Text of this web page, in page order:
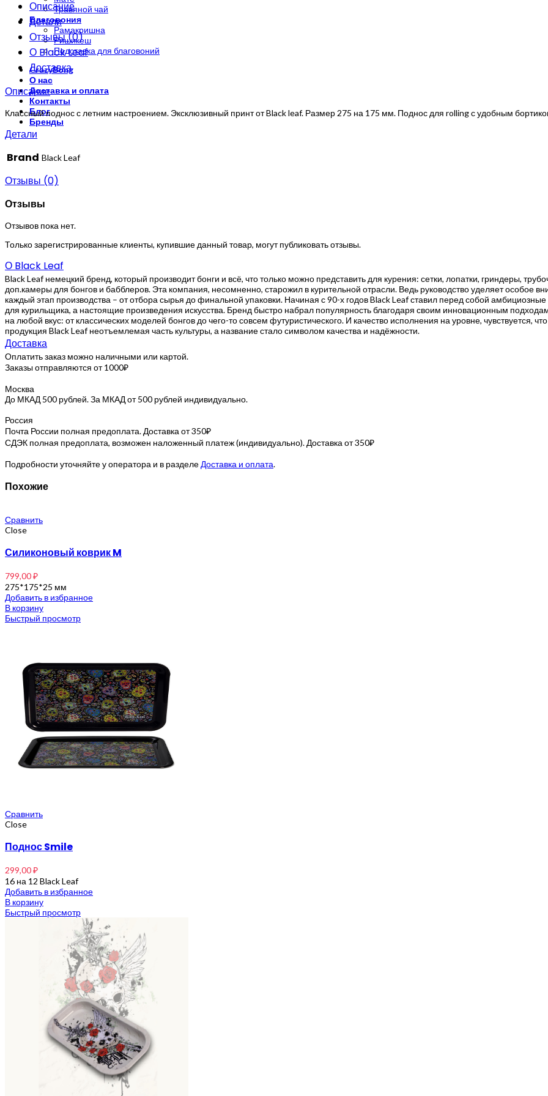
Травяной чай
Благовония
Рамакришна
Ришикеш
Подставка для благовоний
CrazyBong
О нас
Доставка и оплата
Контакты
Блог
Бренды
Описание
Детали
Отзывы (0)
О Black Leaf
Доставка
Описание
Классный поднос с летним настроением. Эксклюзивный принт от Black leaf. Размер 275 на 175 мм. Поднос для rolling с удобным
Детали
Brand Black Leaf
Отзывы (0)
Отзывы
Отзывов пока нет.
Только зарегистрированные клиенты, купившие данный товар, могут публиковать отзывы.
О Black Leaf
Black Leaf немецкий бренд, который производит бонги и всё, что только можно представить для курения: сетки, лопатки, гриндеры,
доп.камеры для бонгов и бабблеров. Эта компания, несомненно, старожил в курительной отрасли. Ведь руководство уделяет особое
каждый этап производства – от отбора сырья до финальной упаковки. Начиная с 90-х годов Black Leaf ставил перед собой
для курильщика, а настоящие произведения искусства. Бренд быстро набрал популярность благодаря своим инновационным
на любой вкус: от классических моделей бонгов до чего-то совсем футуристического. И качество исполнения на уровне, чувствуется,
продукция Black Leaf неотъемлемая часть культуры, а название стало символом качества и надёжности.
Доставка
Оплатить заказ можно наличными или картой.
Заказы отправляются от 1000₽
Москва
До МКАД 500 рублей. За МКАД от 500 рублей индивидуально.
Россия
Почта России полная предоплата. Доставка от 350₽
СДЭК полная предоплата, возможен наложенный платеж (индивидуально). Доставка от 350₽
Подробности уточняйте у оператора и в разделе Доставка и оплата.
Похожие
Сравнить
Close
Силиконовый коврик M
799,00₽
275*175*25 мм
Добавить в избранное
В корзину
Быстрый просмотр
Сравнить
Close
Поднос Smile
299,00₽
16 на 12 Black Leaf
Добавить в избранное
В корзину
Быстрый просмотр